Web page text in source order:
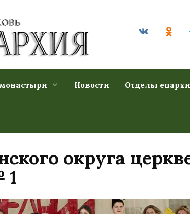
Новости Отделы
округа
1